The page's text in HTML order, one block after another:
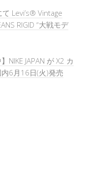
Levi’s® Vintage
RIGID “大戦モデ
NIKE JAPAN が X2 カ
6月16日(火)発売